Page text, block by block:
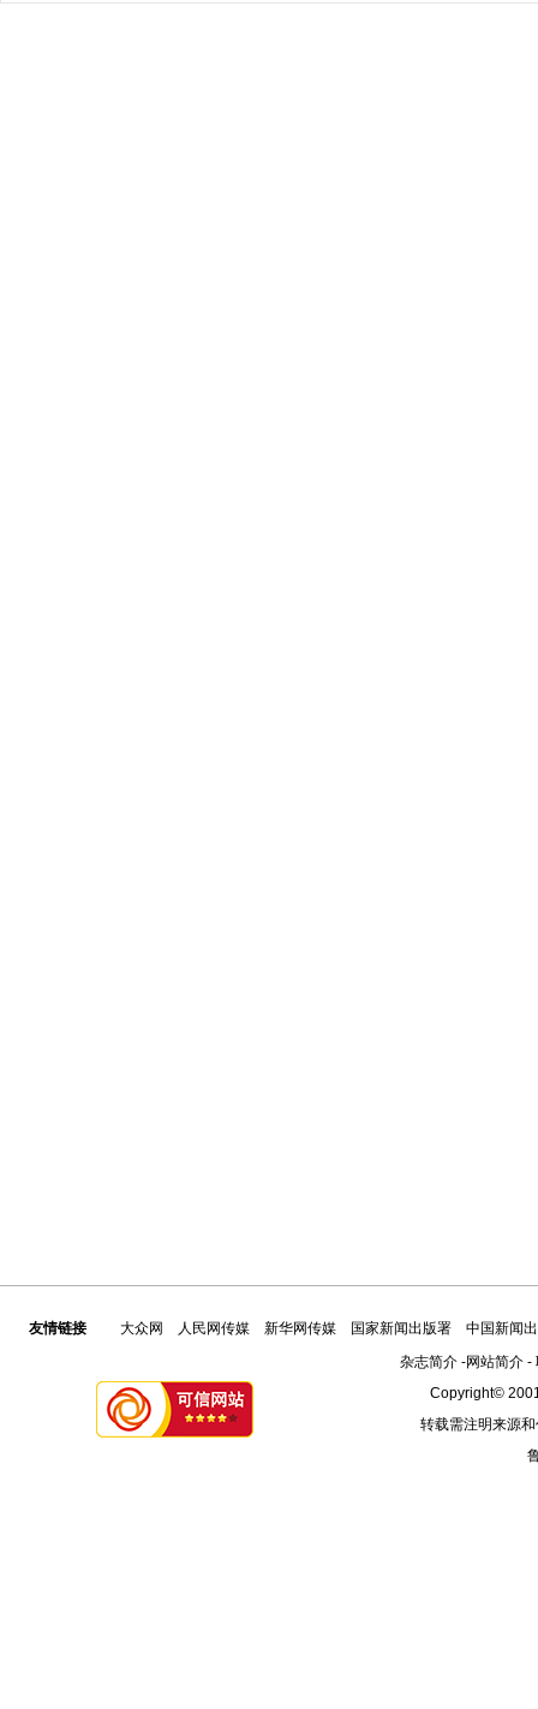
友情链接 大众网 人民网传媒 新华网传媒 国家新闻出版署
中国新闻
杂志简介-网站简介-
Copyright©
转载需注明来源